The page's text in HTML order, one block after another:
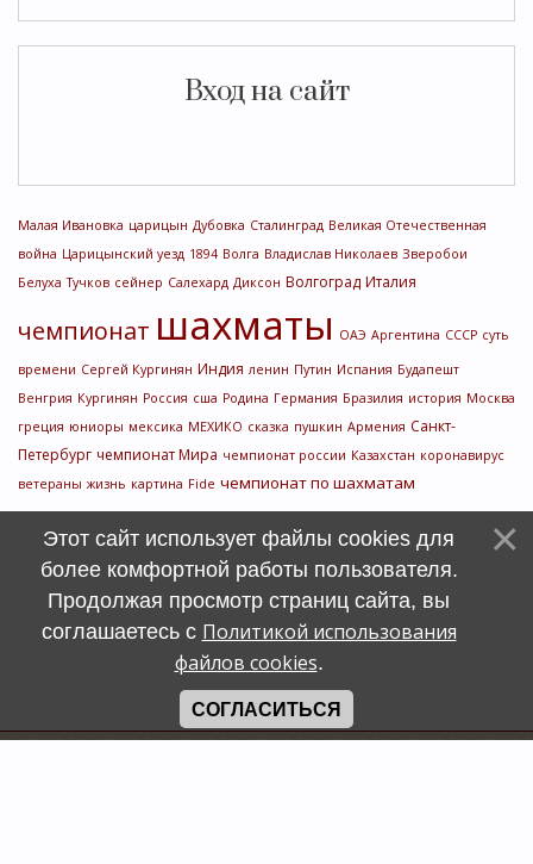
Вход на сайт
Малая Ивановка царицын Дубовка Сталинград Великая Отечественная
война Царицынский уезд 1894 Волга Владислав Николаев Зверобои
Белуха Тучков сейнер Салехард Диксон Волгоград Италия
чемпионат шахматы ОАЭ Аргентина СССР суть
времени Сергей Кургинян Индия ленин Путин Испания Будапешт
Венгрия Кургинян Россия сша Родина Германия Бразилия история Москва
греция юниоры мексика МЕХИКО сказка пушкин Армения Санкт-
Петербург чемпионат Мира чемпионат россии Казахстан коронавирус
ветераны жизнь картина Fide чемпионат по шахматам
Этот сайт использует файлы cookies для
более комфортной работы пользователя.
Продолжая просмотр страниц сайта, вы
соглашаетесь с Политикой использования
файлов cookies.
СОГЛАСИТЬСЯ